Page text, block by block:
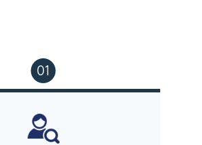
글로벌 파트너 로펌
고객의 소리
통합검색